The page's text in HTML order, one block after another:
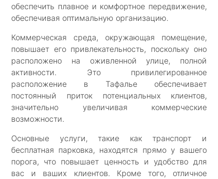
обеспечить плавное и комфортное передвижение,
обеспечивая оптимальную организацию.
Коммерческая среда, окружающая помещение,
повышает его привлекательность, поскольку оно
расположено на оживленной улице, полной
активности. Это привилегированное
расположение в Тафалье обеспечивает
постоянный приток потенциальных клиентов,
значительно увеличивая коммерческие
возможности.
Основные услуги, такие как транспорт и
бесплатная парковка, находятся прямо у вашего
порога, что повышает ценность и удобство для
вас и ваших клиентов. Кроме того, отличное